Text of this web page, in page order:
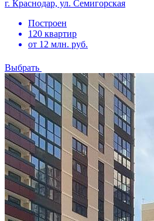
г. Краснодар, ул. Семигорская
Построен
120 квартир
от 12 млн. руб.
Выбрать